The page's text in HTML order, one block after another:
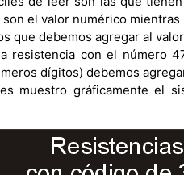
el valor numérico
que debemos agregar al
resistencia con el número
dígitos) debemos
muestro gráficamente el